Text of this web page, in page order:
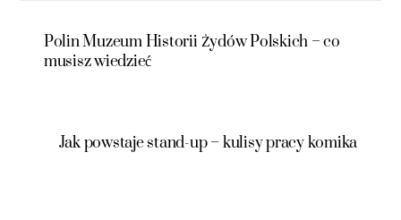
Polin Muzeum Historii Żydów Polskich – co
musisz wiedzieć
Jak powstaje stand-up – kulisy pracy komika